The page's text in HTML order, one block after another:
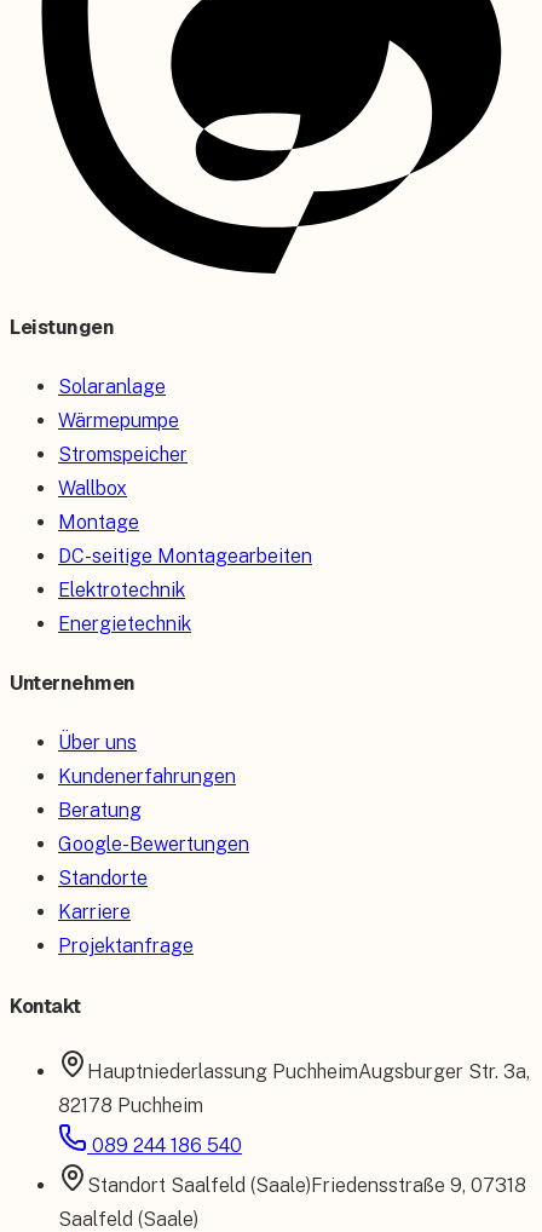
Leistungen
Solaranlage
Wärmepumpe
Stromspeicher
Wallbox
Montage
DC-seitige Montagearbeiten
Elektrotechnik
Energietechnik
Unternehmen
Über uns
Kundenerfahrungen
Beratung
Google-Bewertungen
Standorte
Karriere
Projektanfrage
Kontakt
Hauptniederlassung PuchheimAugsburger Str. 3a,
82178 Puchheim
089 244 186 540
Standort Saalfeld (Saale)Friedensstraße 9, 07318
Saalfeld (Saale)